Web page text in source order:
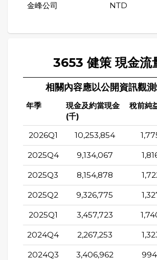
金峰公司 NTD
3653 健策 現金流
相關內容應以公開資訊觀
年季
現金及約當現金
(千)
稅前純
2026Q1 10,253,854
2025Q4 9,134,067
2025Q3 8,154,878
2025Q2 9,326,775
2025Q1 3,457,723
2024Q4 2,267,253
2024Q3 3,406,962